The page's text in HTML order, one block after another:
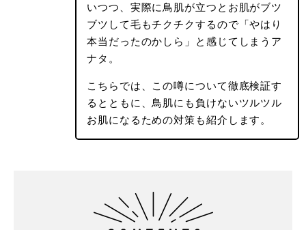
いつつ、実際に鳥肌が立つとお肌がブツ
ブツして毛もチクチクするので「やはり
本当だったのかしら」と感じてしまうア
ナタ。
こちらでは、この噂について徹底検証す
るとともに、鳥肌にも負けないツルツル
お肌になるための対策も紹介します。